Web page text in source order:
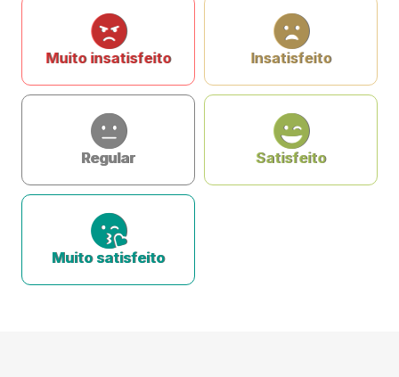
Muito insatisfeito Insatisfeito
Regular Satisfeito
Muito satisfeito